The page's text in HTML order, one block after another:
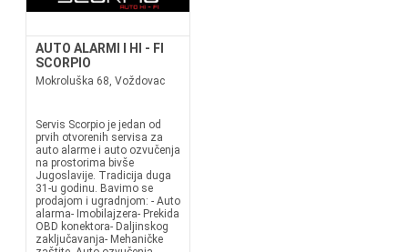
AUTO ALARMI I HI - FI
SCORPIO
Mokroluška 68, Voždovac
Servis Scorpio je jedan od
prvih otvorenih servisa za
auto alarme i auto ozvučenja
na prostorima bivše
Jugoslavije. Tradicija duga
31-u godinu. Bavimo se
prodajom i ugradnjom: - Auto
alarma- Imobilajzera- Prekida
OBD konektora- Daljinskog
zaključavanja- Mehaničke